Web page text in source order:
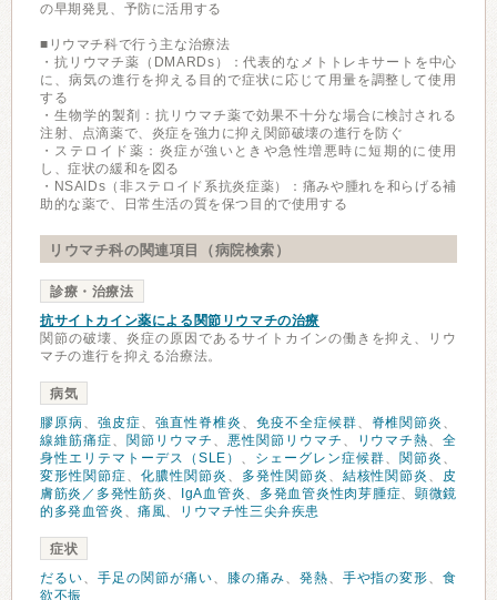
の早期発見、予防に活用する
■リウマチ科で行う主な治療法
・抗リウマチ薬（DMARDs）：代表的なメトトレキサートを中心
に、病気の進行を抑える目的で症状に応じて用量を調整して使用
する
・生物学的製剤：抗リウマチ薬で効果不十分な場合に検討される
注射、点滴薬で、炎症を強力に抑え関節破壊の進行を防ぐ
・ステロイド薬：炎症が強いときや急性増悪時に短期的に使用
し、症状の緩和を図る
・NSAIDs（非ステロイド系抗炎症薬）：痛みや腫れを和らげる補
助的な薬で、日常生活の質を保つ目的で使用する
リウマチ科の関連項目（病院検索）
診療・治療法
抗サイトカイン薬による関節リウマチの治療
関節の破壊、炎症の原因であるサイトカインの働きを抑え、リウ
マチの進行を抑える治療法。
病気
膠原病、 強皮症、 強直性脊椎炎 、 免疫不全症候群、 脊椎関節炎 、
線維筋痛症、 関節リウマチ 、 悪性関節リウマチ 、 リウマチ熱、全
身性エリテマトーデス（SLE） 、 シェーグレン症候群、 関節炎 、
変形性関節症、 化膿性関節炎 、 多発性関節炎 、 結核性関節炎 、 皮
膚筋炎／多発性筋炎、 IgA血管炎、 多発血管炎性肉芽腫症、 顕微鏡
的多発血管炎 、痛風、 リウマチ性三尖弁疾患
症状
だるい、 手足の関節が痛い、 膝の痛み、 発熱、 手や指の変形、食
欲不振